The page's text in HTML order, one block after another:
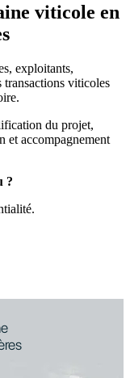
viticole en
exploitants,
transactions viticoles
du projet,
et accompagnement
?